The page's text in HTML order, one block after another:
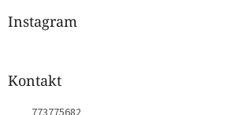
Instagram
Kontakt